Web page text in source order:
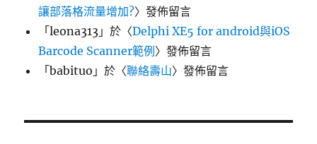
讓部落格流量增加?〉發佈留言
「leona313 」於〈Delphi XE5 for android與iOS
Barcode Scanner範例〉發佈留言
「babituo 」於〈聯絡壽山〉發佈留言